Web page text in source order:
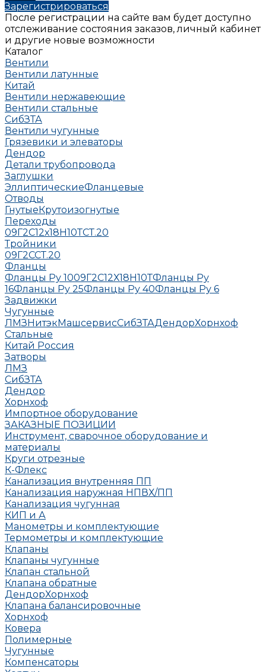
Зарегистрироваться
После регистрации на сайте вам будет доступно
отслеживание состояния заказов, личный кабинет
и другие новые возможности
Каталог
Вентили
Вентили латунные
Китай
Вентили нержавеющие
Вентили стальные
СибЗТА
Вентили чугунные
Грязевики и элеваторы
Дендор
Детали трубопровода
Заглушки
ЭллиптическиеФланцевые
Отводы
ГнутыеКрутоизогнутые
Переходы
09Г2С12х18Н10ТСТ.20
Тройники
09Г2ССТ.20
Фланцы
Фланцы Ру 1009Г2С12Х18Н10ТФланцы Ру
16Фланцы Ру 25Фланцы Ру 40Фланцы Ру 6
Задвижки
Чугунные
ЛМЗНитэкМашсервисСибЗТАДендорХорнхоф
Стальные
Китай Россия
Затворы
ЛМЗ
СибЗТА
Дендор
Хорнхоф
Импортное оборудование
ЗАКАЗНЫЕ ПОЗИЦИИ
Инструмент, сварочное оборудование и
материалы
Круги отрезные
К-Флекс
Канализация внутренняя ПП
Канализация наружная НПВХ/ПП
Канализация чугунная
КИП и А
Манометры и комплектующие
Термометры и комплектующие
Клапаны
Клапаны чугунные
Клапан стальной
Клапана обратные
ДендорХорнхоф
Клапана балансировочные
Хорнхоф
Ковера
Полимерные
Чугунные
Компенсаторы